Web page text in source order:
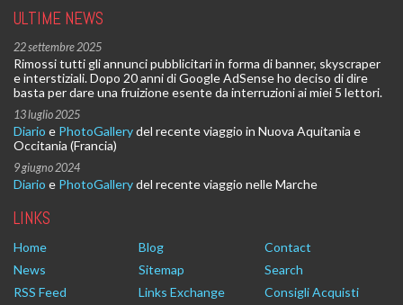
ULTIME NEWS
22 settembre 2025
Rimossi tutti gli annunci pubblicitari in forma di banner, skyscraper
e interstiziali. Dopo 20 anni di Google AdSense ho deciso di dire
basta per dare una fruizione esente da interruzioni ai miei 5 lettori.
13 luglio 2025
Diario e PhotoGallerydel recente viaggio in Nuova Aquitania e
Occitania (Francia)
9 giugno 2024
Diario e PhotoGallerydel recente viaggio nelle Marche
LINKS
Home Blog
Contact
News
Sitemap
Search
RSS Feed
Links Exchange
Consigli Acquisti